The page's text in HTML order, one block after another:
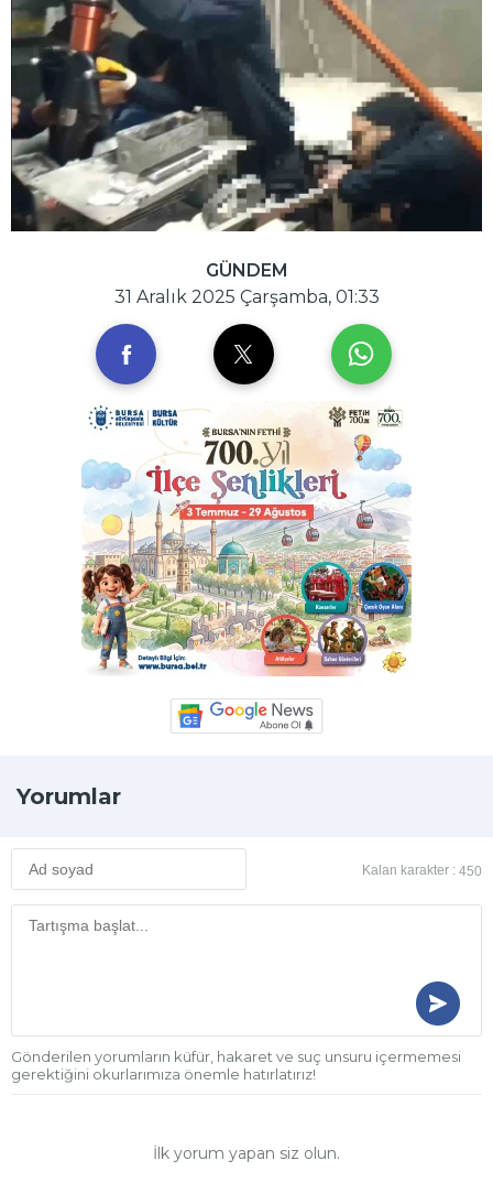
GÜNDEM
31 Aralık 2025 Çarşamba, 01:33
Yorumlar
Kalan karakter : 450
Gönderilen yorumların küfür, hakaret ve suç unsuru içermemesi
gerektiğini okurlarımıza önemle hatırlatırız!
İlk yorum yapan siz olun.